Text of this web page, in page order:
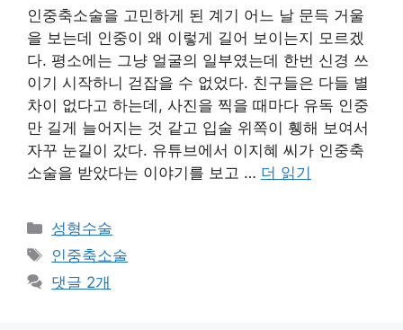
인중축소술을 고민하게 된 계기 어느 날 문득 거울
을 보는데 인중이 왜 이렇게 길어 보이는지 모르겠
다. 평소에는 그냥 얼굴의 일부였는데 한번 신경 쓰
이기 시작하니 걷잡을 수 없었다. 친구들은 다들 별
차이 없다고 하는데, 사진을 찍을 때마다 유독 인중
만 길게 늘어지는 것 같고 입술 위쪽이 휑해 보여서
자꾸 눈길이 갔다. 유튜브에서 이지혜 씨가 인중축
소술을 받았다는 이야기를 보고 … 더 읽기
카
테
리
성형수술
태
그
인중축소술
댓글 2개